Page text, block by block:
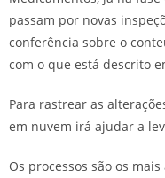
passam por novas
conferência sobre o
com o que está descrito
Para rastrear as
em nuvem irá ajudar a
Os processos são os